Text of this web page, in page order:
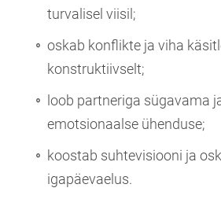
turvalisel viisil;
oskab konflikte ja viha
konstruktiivselt;
loob partneriga sügavama
emotsionaalse ühenduse;
koostab suhtevisiooni ja
igapäevaelus.